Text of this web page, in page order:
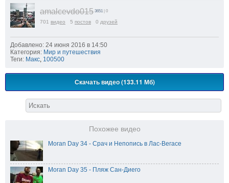
amalcevdo015 3651 | 0
701 видео 5 постов 0 друзей
Добавлено: 24 июня 2016 в 14:50
Категория: Мир и путешествия
Теги: Макс 100500
Скачать видео (133.11 Мб)
Похожее видео
Moran Day 34 - Срач и Непопись в Лас-Вегасе
Moran Day 35 - Пляж Сан-Диего